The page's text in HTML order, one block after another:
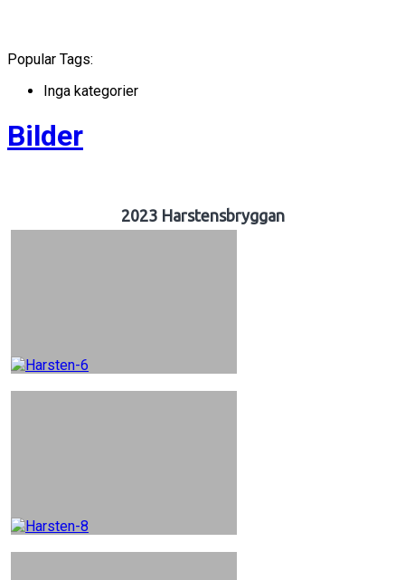
Popular Tags:
Inga kategorier
Bilder
2023 Harstensbryggan